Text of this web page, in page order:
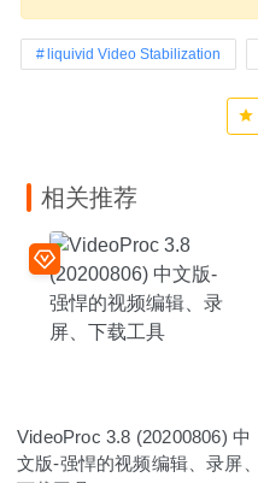
liquivid Video Stabilization
相关推荐
VideoProc 3.8 (20200806) 中
文版-强悍的视频编辑、录屏、